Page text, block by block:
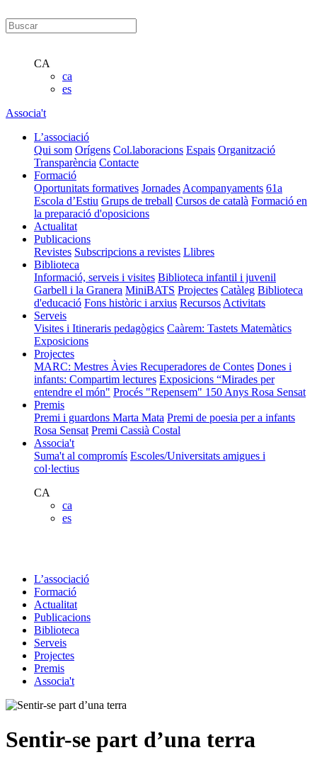
CA
ca
es
Associa't
L’associació
Qui som Orígens Col.laboracions Espais Organització
Transparència Contacte
Formació
Oportunitats formatives Jornades Acompanyaments 61a
Escola d’Estiu Grups de treball Cursos de català Formació en
la preparació d'oposicions
Actualitat
Publicacions
Revistes Subscripcions a revistes Llibres
Biblioteca
Informació, serveis i visites Biblioteca infantil i juvenil
Garbell i la Granera MiniBATS Projectes Catàleg Biblioteca
d'educació Fons històric i arxius Recursos Activitats
Serveis
Visites i Itineraris pedagògics Caàrem: Tastets Matemàtics
Exposicions
Projectes
MARC: Mestres Àvies Recuperadores de Contes Dones i
infants: Compartim lectures Exposicions “Mirades per
entendre el món" Procés "Repensem" 150 Anys Rosa Sensat
Premis
Premi i guardons Marta Mata Premi de poesia per a infants
Rosa Sensat Premi Cassià Costal
Associa't
Suma't al compromís Escoles/Universitats amigues i
col·lectius
CA
ca
es
L’associació
Formació
Actualitat
Publicacions
Biblioteca
Serveis
Projectes
Premis
Associa't
Sentir-se part d’una terra